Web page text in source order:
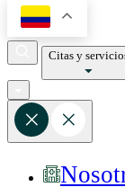
Citas y